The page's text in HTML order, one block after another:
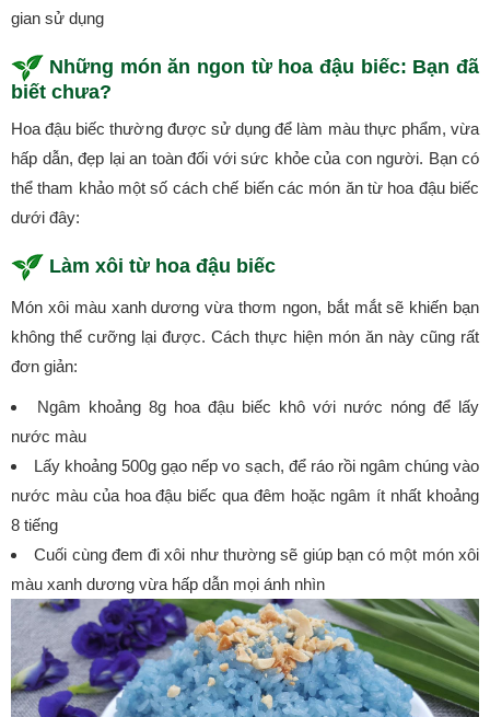
gian sử dụng
Những món ăn ngon từ hoa đậu biếc: Bạn đã
biết chưa?
Hoa đậu biếc thường được sử dụng để làm màu thực phẩm, vừa
hấp dẫn, đẹp lại an toàn đối với sức khỏe của con người. Bạn có
thể tham khảo một số cách chế biến các món ăn từ hoa đậu biếc
dưới đây:
Làm xôi từ hoa đậu biếc
Món xôi màu xanh dương vừa thơm ngon, bắt mắt sẽ khiến bạn
không thể cưỡng lại được. Cách thực hiện món ăn này cũng rất
đơn giản:
Ngâm khoảng 8g hoa đậu biếc khô với nước nóng để lấy
nước màu
Lấy khoảng 500g gạo nếp vo sạch, để ráo rồi ngâm chúng vào
nước màu của hoa đậu biếc qua đêm hoặc ngâm ít nhất khoảng
8 tiếng
Cuối cùng đem đi xôi như thường sẽ giúp bạn có một món xôi
màu xanh dương vừa hấp dẫn mọi ánh nhìn